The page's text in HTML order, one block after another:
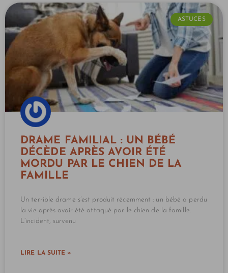
ASTUCES
DRAME FAMILIAL : UN BÉBÉ
DÉCÈDE APRÈS AVOIR ÉTÉ
MORDU PAR LE CHIEN DE LA
FAMILLE
Un terrible drame s’est produit récemment : un bébé a perdu
la vie après avoir été attaqué par le chien de la famille.
L’incident, survenu
LIRE LA SUITE »